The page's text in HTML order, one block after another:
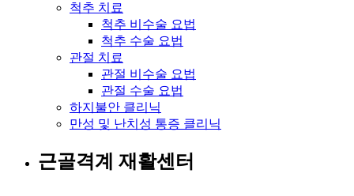
척추 치료
척추 비수술 요법
척추 수술 요법
관절 치료
관절 비수술 요법
관절 수술 요법
하지불안 클리닉
만성 및 난치성 통증 클리닉
근골격계 재활센터